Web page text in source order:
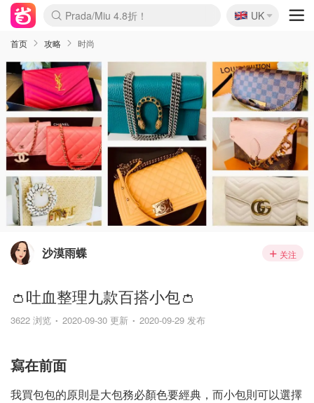
麦卢卡蜂蜜夏促！个位数！
Prada/Miu 4.8折！
啥？必胜客披萨5折！
🇬🇧
UK
首页 攻略 时尚
沙漠雨蝶 关注
👛吐血整理九款百搭小包👛
3622 浏览 2020-09-30 更新 2020-09-29 发布
寫在前面
我買包包的原則是大包務必顏色要經典，而小包則可以選擇